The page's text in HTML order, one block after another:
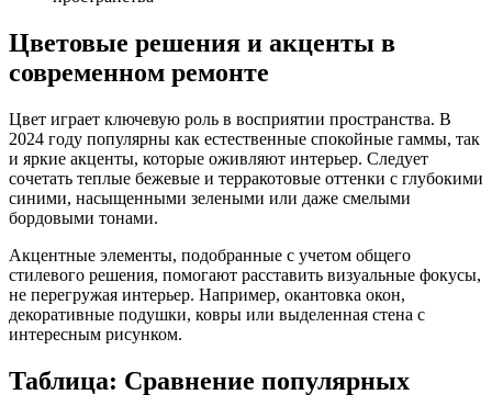
Цветовые решения и акценты в
современном ремонте
Цвет играет ключевую роль в восприятии пространства. В
2024 году популярны как естественные спокойные гаммы, так
и яркие акценты, которые оживляют интерьер. Следует
сочетать теплые бежевые и терракотовые оттенки с глубокими
синими, насыщенными зелеными или даже смелыми
бордовыми тонами.
Акцентные элементы, подобранные с учетом общего
стилевого решения, помогают расставить визуальные фокусы,
не перегружая интерьер. Например, окантовка окон,
декоративные подушки, ковры или выделенная стена с
интересным рисунком.
Таблица: Сравнение популярных